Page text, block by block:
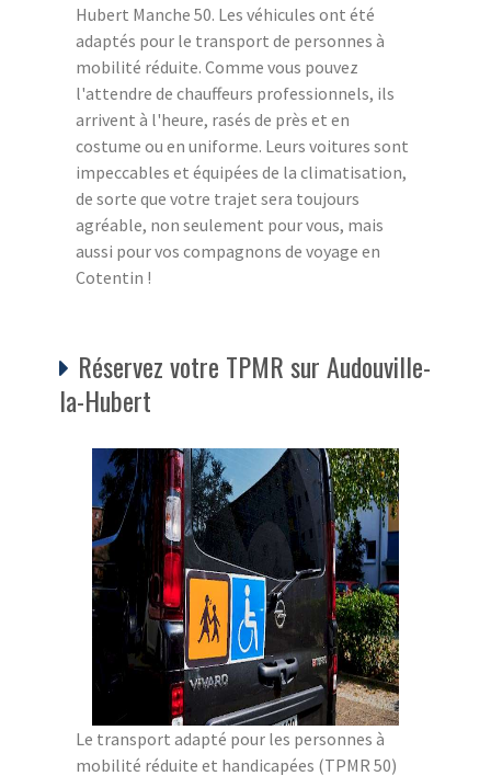
Hubert Manche 50. Les véhicules ont été
adaptés pour le transport de personnes à
mobilité réduite. Comme vous pouvez
l'attendre de chauffeurs professionnels, ils
arrivent à l'heure, rasés de près et en
costume ou en uniforme. Leurs voitures sont
impeccables et équipées de la climatisation,
de sorte que votre trajet sera toujours
agréable, non seulement pour vous, mais
aussi pour vos compagnons de voyage en
Cotentin !
Réservez votre TPMR sur Audouville-
la-Hubert
Le transport adapté pour les personnes à
mobilité réduite et handicapées (TPMR 50)